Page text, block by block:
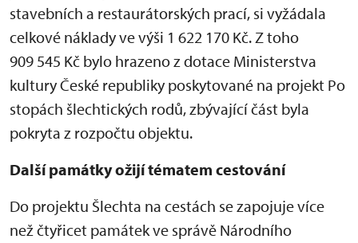
stavebních a restaurátorských prací, si vyžádala
celkové náklady ve výši 1 622 170 Kč. Z toho
909 545 Kč bylo hrazeno z dotace Ministerstva
kultury České republiky poskytované na projekt Po
stopách šlechtických rodů, zbývající část byla
pokryta z rozpočtu objektu.
Další památky ožijí tématem cestování
Do projektu Šlechta na cestách se zapojuje více
než čtyřicet památek ve správě Národního